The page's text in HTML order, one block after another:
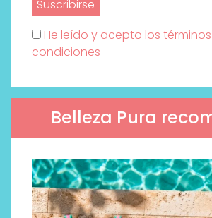
He leído y acepto los
condiciones
Belleza Pura